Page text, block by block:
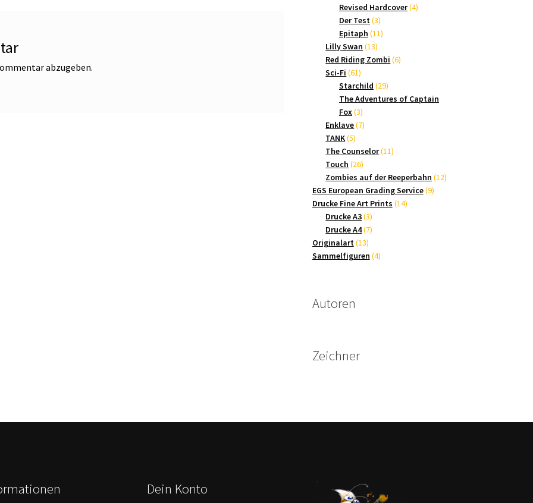
abzugeben.
Produkte
Revised Hardcover 44
Der Test 33
Produkte
Epitaph 1111
Lilly Swan 1313
Produkte
Red Riding Zombi 66
Sci-Fi 6161
Produkte
Starchild 2929
Produkte
The Adventures of Captain
Fox 33
Produkte
Enklave 77
TANK 55
Produkte
The Counselor 1111
Touch 2626
Produkte
Zombies auf der Reeperbahn 1212
EGS European Grading Service 99
Drucke Fine Art Prints 1414
Drucke A3 33
Produkte
Drucke A4 77
Originalart 1313
Produkte
Sammelfiguren 44
Autoren
Zeichner
Dein Konto